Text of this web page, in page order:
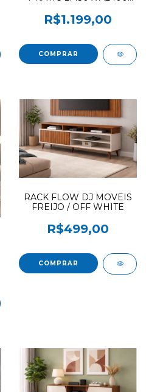
WHITE
R$1.199,00
RACK FLOW DJ MOVEIS
FREIJO / OFF WHITE
R$499,00